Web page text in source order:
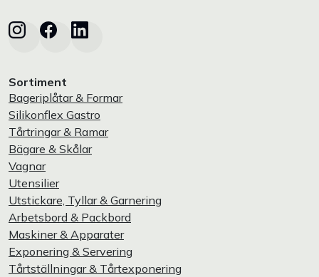
Sortiment
Bageriplåtar & Formar
Silikonflex Gastro
Tårtringar & Ramar
Bägare & Skålar
Vagnar
Utensilier
Utstickare, Tyllar & Garnering
Arbetsbord & Packbord
Maskiner & Apparater
Exponering & Servering
Tårtställningar & Tårtexponering